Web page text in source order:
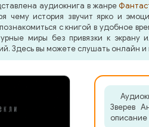
аудиокнига в жанре
чему история звучит ярко и
с книгой в удобное
миры без привязки к
Здесь вы можете слушать онлайн
Зверев